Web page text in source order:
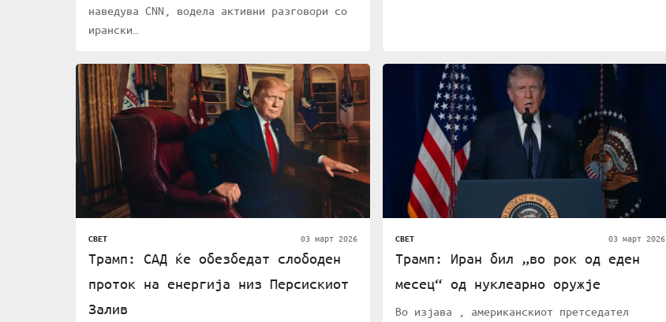
наведува CNN, водела активни разговори со
ирански…
СВЕТ 03 март 2026
Трамп: САД ќе обезбедат слободен
проток на енергија низ Персискиот
Залив
СВЕТ 03 март 2026
Трамп: Иран бил „во рок од еден
месец“ од нуклеарно оружје
Во изјава , американскиот претседател